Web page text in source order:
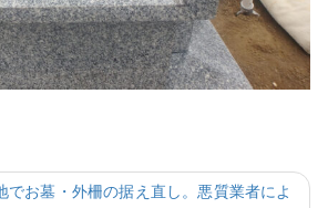
でお墓・外柵の据え直し。悪質業者によ